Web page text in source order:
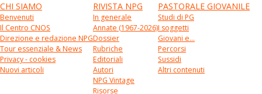
CHI SIAMO
Benvenuti
Il Centro CNOS
Direzione e redazione NPG
Tour essenziale & News
Privacy - cookies
Nuovi articoli
RIVISTA NPG
In generale
Annate (1967-2026)
Dossier
Rubriche
Editoriali
Autori
NPG Vintage
Risorse
PASTORALE GIOVANILE
Studi di PG
I soggetti
Giovani e...
Percorsi
Sussidi
Altri contenuti